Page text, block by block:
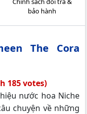
bảo hành
The Cora
185 votes)
nước hoa Niche
chuyện về những